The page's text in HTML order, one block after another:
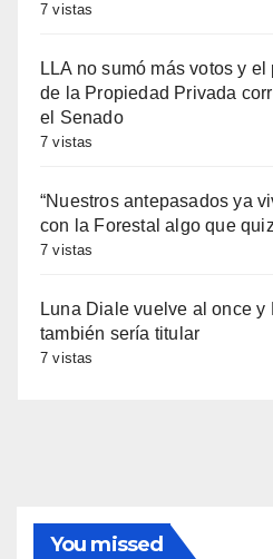
7 vistas
LLA no sumó más votos y
de la Propiedad Privada
el Senado
7 vistas
“Nuestros antepasados ya
con la Forestal algo que
7 vistas
Luna Diale vuelve al once y
también sería titular
7 vistas
You missed